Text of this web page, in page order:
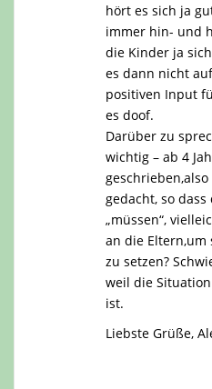
hört es sich ja
immer hin- und
die Kinder ja
es dann nicht
positiven Input
es doof.
Darüber zu
wichtig – ab 4
gedacht, so
„müssen“,
an die
zu setzen?
weil die
ist.
Liebste Grüße,